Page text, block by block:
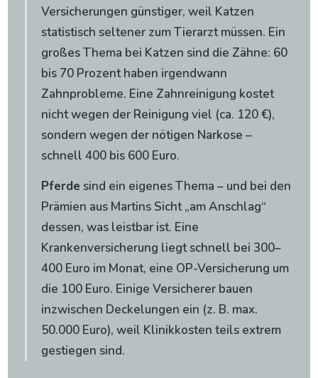
Versicherungen günstiger, weil Katzen
statistisch seltener zum Tierarzt müssen. Ein
großes Thema bei Katzen sind die Zähne: 60
bis 70 Prozent haben irgendwann
Zahnprobleme. Eine Zahnreinigung kostet
nicht wegen der Reinigung viel (ca. 120 €),
sondern wegen der nötigen Narkose –
schnell 400 bis 600 Euro.
Pferde sind ein eigenes Thema – und bei den
Prämien aus Martins Sicht „am Anschlag“
dessen, was leistbar ist. Eine
Krankenversicherung liegt schnell bei 300–
400 Euro im Monat, eine OP-Versicherung um
die 100 Euro. Einige Versicherer bauen
inzwischen Deckelungen ein (z. B. max.
50.000 Euro), weil Klinikkosten teils extrem
gestiegen sind.